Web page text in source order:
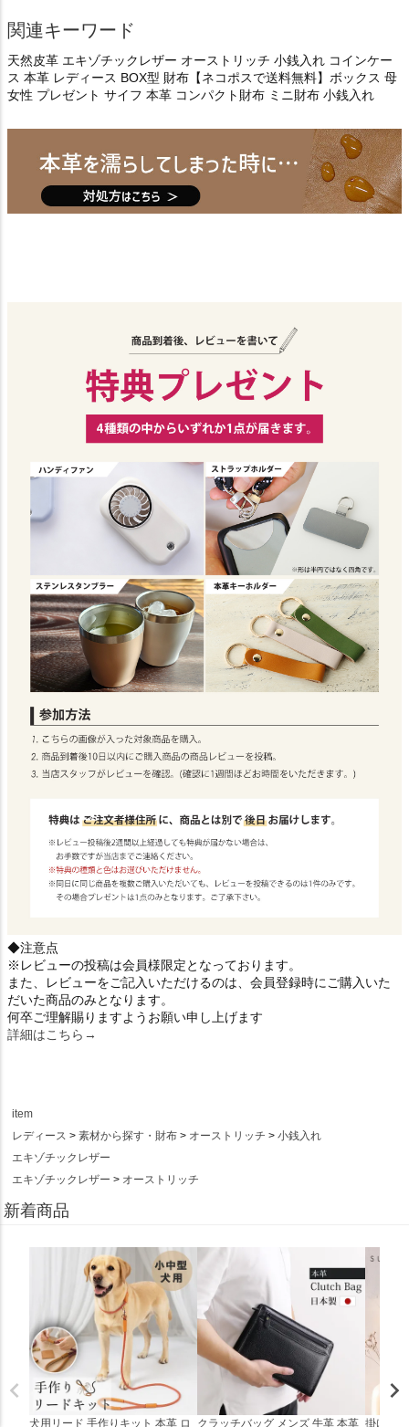
関連キーワード
天然皮革 エキゾチックレザー オーストリッチ 小銭入れ コインケー
ス 本革 レディース BOX型 財布【ネコポスで送料無料】ボックス 母
女性 プレゼント サイフ 本革 コンパクト財布 ミニ財布 小銭入れ
◆注意点
※レビューの投稿は会員様限定となっております。
また、レビューをご記入いただけるのは、会員登録時にご購入いた
だいた商品のみとなります。
何卒ご理解賜りますようお願い申し上げます
詳細はこちら→
item
レディース
素材から探す・財布 オーストリッチ
小銭入れ
エキゾチックレザー
エキゾチックレザー
オーストリッチ
新着商品
犬用リード 手作りキット 本革 ロ クラッチバッグ メンズ 牛革 本革 掛け時